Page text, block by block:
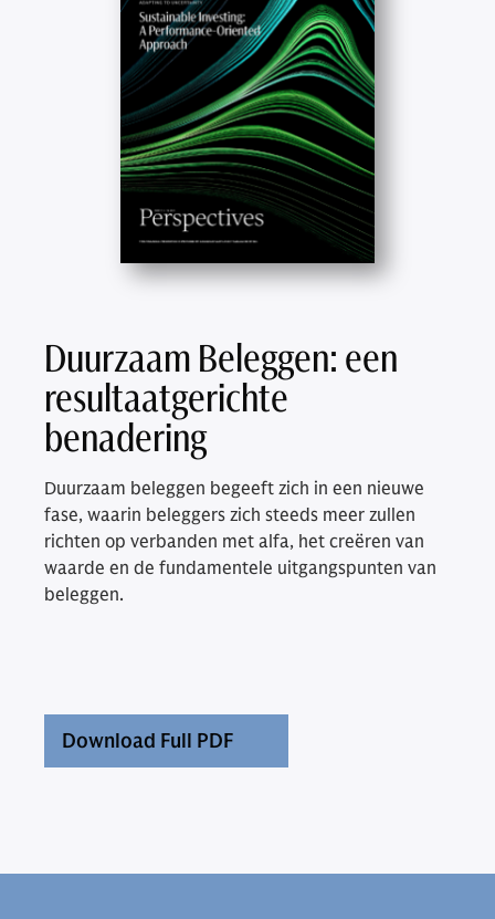
Duurzaam Beleggen: een
resultaatgerichte
benadering
Duurzaam beleggen begeeft zich in een nieuwe
fase, waarin beleggers zich steeds meer zullen
richten op verbanden met alfa, het creëren van
waarde en de fundamentele uitgangspunten van
beleggen.
Download Full PDF